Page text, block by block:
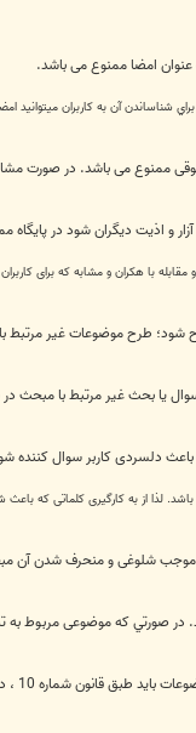
عنوان امضا ممنوع می باشد.
شناساندن آن به كاربران
ممنوع می باشد. در صورت
و اذیت دیگران شود در
با هكران و مشابه که برای
طرح موضوعات غیر مرتبط
يا بحث غير مرتبط با مبحث
باعث دلسردی کاربر سوال
لذا از به کارگیری کلماتی که
موجب شلوغی و منحرف شدن آن
در صورتي كه موضوعی مربوط
، در انجمن مناسب و مرتبط قرار گیرد.